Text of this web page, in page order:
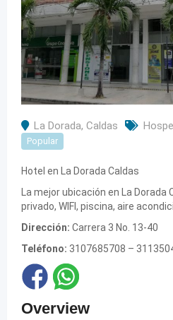
La Dorada, Caldas
Popular
Hotel en La Dorada Caldas
La mejor ubicación en La Dorada
privado, WIFI, piscina, aire
Dirección: Carrera 3 No. 13-40
Teléfono: 3107685708 –
Overview